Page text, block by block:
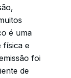
é uma
física e
foi
de